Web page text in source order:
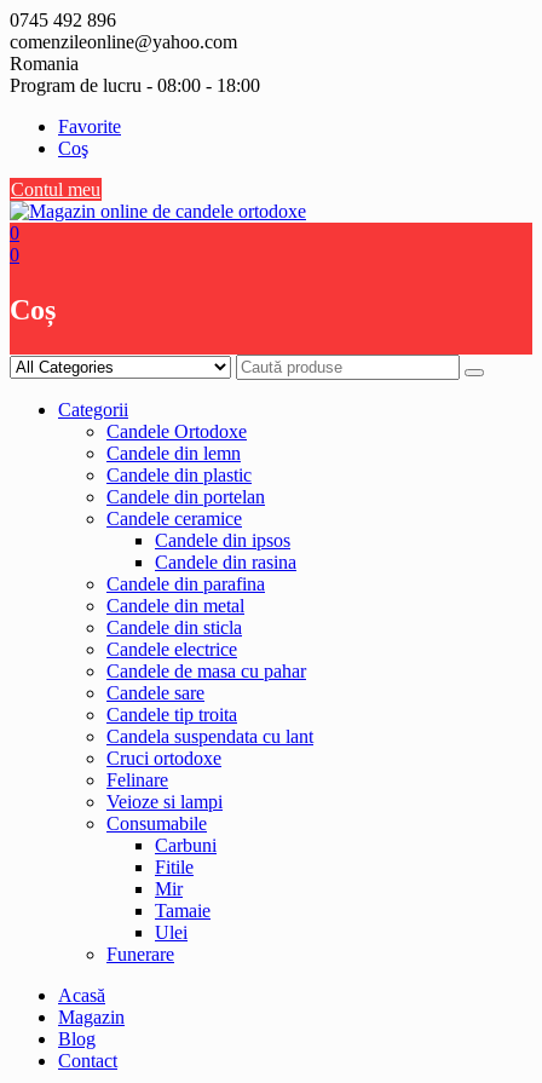
Skip
to
content
0745 492 896
comenzileonline@yahoo.com
Romania
Program de lucru - 08:00 - 18:00
Favorite
Coş
Contul meu
0
0
Coș
Categorii
Candele Ortodoxe
Candele din lemn
Candele din plastic
Candele din portelan
Candele ceramice
Candele din ipsos
Candele din rasina
Candele din parafina
Candele din metal
Candele din sticla
Candele electrice
Candele de masa cu pahar
Candele sare
Candele tip troita
Candela suspendata cu lant
Cruci ortodoxe
Felinare
Veioze si lampi
Consumabile
Carbuni
Fitile
Mir
Tamaie
Ulei
Funerare
Acasă
Magazin
Blog
Contact